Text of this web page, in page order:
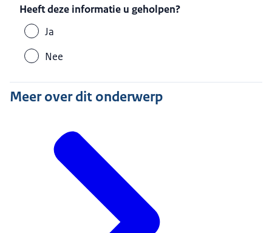
Heeft deze informatie u geholpen?
Ja
Nee
Meer over dit onderwerp